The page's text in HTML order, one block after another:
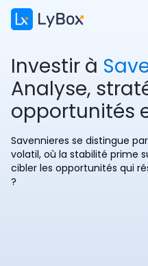
Investir à
Analyse,
opportunités
Savennieres se distingue
volatil, où la stabilité prime
cibler les opportunités qui
?